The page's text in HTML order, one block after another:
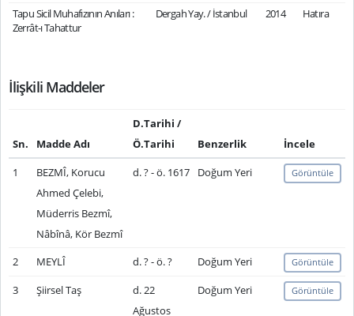
Tapu Sicil Muhafızının Anıları :
Zerrât-ı Tahattur
Dergah Yay. / İstanbul 2014 Hatıra
İlişkili Maddeler
Sn. Madde Adı
D.Tarihi /
Ö.Tarihi
Benzerlik
İncele
1
BEZMÎ, Korucu
Ahmed Çelebi,
Müderris Bezmî,
Nâbînâ, Kör Bezmî
d. ? - ö. 1617 Doğum Yeri Görüntüle
2 MEYLÎ d. ? - ö. ? Doğum Yeri Görüntüle
3 Şiirsel Taş
d. 22
Ağustos
Doğum Yeri Görüntüle